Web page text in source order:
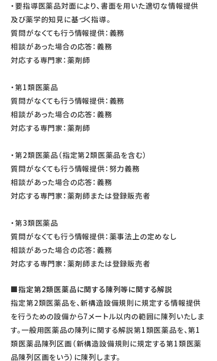
・要指導医薬品対面により、書面を用いた適切な情報提供
及び薬学的知見に基づく指導。
質問がなくても行う情報提供：義務
相談があった場合の応答：義務
対応する専門家：薬剤師
・第1類医薬品
質問がなくても行う情報提供：義務
相談があった場合の応答：義務
対応する専門家：薬剤師
・第2類医薬品（指定第2類医薬品を含む）
質問がなくても行う情報提供：努力義務
相談があった場合の応答：義務
対応する専門家：薬剤師または登録販売者
・第3類医薬品
質問がなくても行う情報提供：薬事法上の定めなし
相談があった場合の応答：義務
対応する専門家：薬剤師または登録販売者
■指定第2類医薬品に関する陳列等に関する解説
指定第2類医薬品を、新構造設備規則に規定する情報提供
を行うための設備から7メートル以内の範囲に陳列いたしま
す。一般用医薬品の陳列に関する解説第1類医薬品を、第1
類医薬品陳列区画（新構造設備規則に規定する第1類医薬
品陳列区画をいう）に陳列します。